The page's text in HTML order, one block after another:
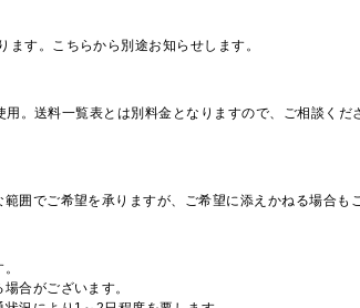
す。こちらから別途お知らせします。
。送料一覧表とは別料金となりますので、ご相談くだ
囲でご希望を承りますが、ご希望に添えかねる場合も
合がございます。